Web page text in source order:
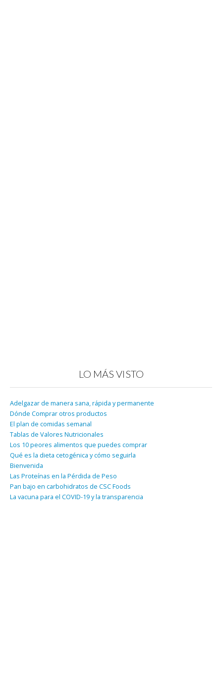
LO MÁS VISTO
Adelgazar de manera sana, rápida y permanente
Dónde Comprar otros productos
El plan de comidas semanal
Tablas de Valores Nutricionales
Los 10 peores alimentos que puedes comprar
Qué es la dieta cetogénica y cómo seguirla
Bienvenida
Las Proteínas en la Pérdida de Peso
Pan bajo en carbohidratos de CSC Foods
La vacuna para el COVID-19 y la transparencia